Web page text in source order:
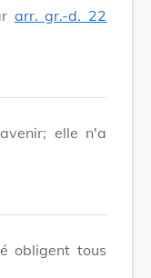
arr. gr.-d. 22
elle n'a
obligent tous